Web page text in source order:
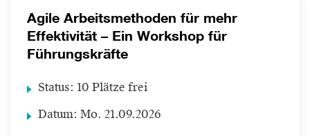
Agile Arbeitsmethoden für mehr
Effektivität – Ein Workshop für
Führungskräfte
Status: 10 Plätze frei
Datum: Mo. 21.09.2026